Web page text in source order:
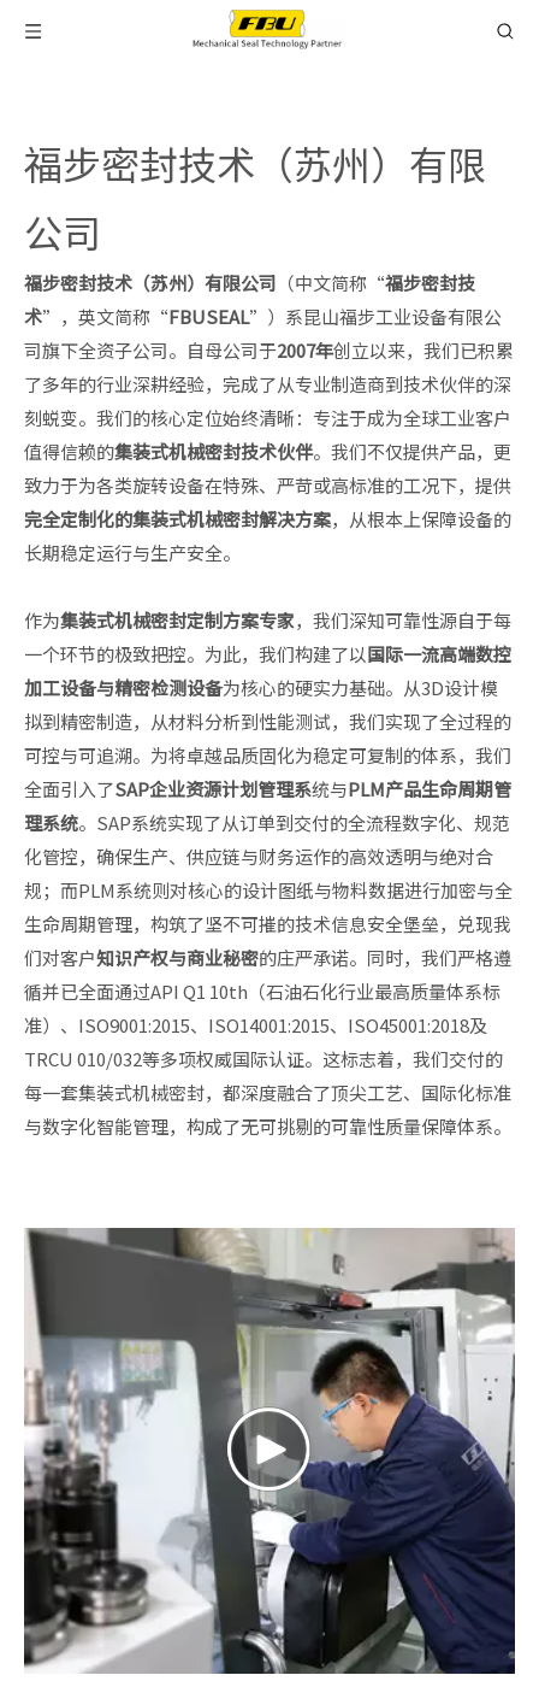
福步密封技术（苏州）有限
公司
福步密封技术（苏州）有限公司 （中文简称“福步密封技
术”，英文简称“FBUSEAL”）系昆山福步工业设备有限公
司旗下全资子公司。自母公司于2007年创立以来，我们已积累
了多年的行业深耕经验，完成了从专业制造商到技术伙伴的深
刻蜕变。我们的核心定位始终清晰：专注于成为全球工业客户
值得信赖的集装式机械密封技术伙伴。我们不仅提供产品，更
致力于为各类旋转设备在特殊、严苛或高标准的工况下，提供
完全定制化的集装式机械密封解决方案，从根本上保障设备的
长期稳定运行与生产安全。
作为集装式机械密封定制方案专家，我们深知可靠性源自于每
一个环节的极致把控。为此，我们构建了以国际一流高端数控
加工设备与精密检测设备为核心的硬实力基础。从3D设计模
拟到精密制造，从材料分析到性能测试，我们实现了全过程的
可控与可追溯。为将卓越品质固化为稳定可复制的体系，我们
全面引入了SAP企业资源计划管理系统与PLM产品生命周期管
理系统。SAP系统实现了从订单到交付的全流程数字化、规范
化管控，确保生产、供应链与财务运作的高效透明与绝对合
规；而PLM系统则对核心的设计图纸与物料数据进行加密与全
生命周期管理，构筑了坚不可摧的技术信息安全堡垒，兑现我
们对客户知识产权与商业秘密的庄严承诺。同时，我们严格遵
循并已全面通过API Q1 10th（石油石化行业最高质量体系标
准）、ISO9001:2015、ISO14001:2015、ISO45001:2018及
TRCU 010/032等多项权威国际认证。这标志着，我们交付的
每一套集装式机械密封，都深度融合了顶尖工艺、国际化标准
与数字化智能管理，构成了无可挑剔的可靠性质量保障体系。